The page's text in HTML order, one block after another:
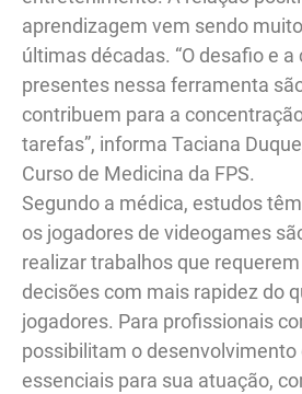
aprendizagem vem sendo
últimas décadas. “O desafio e a
presentes nessa ferramenta
contribuem para a
tarefas”, informa Taciana
Curso de Medicina da FPS.
Segundo a médica, estudos
os jogadores de videogames
realizar trabalhos que
decisões com mais rapidez do
jogadores. Para profissionais
possibilitam o
essenciais para sua atuação,